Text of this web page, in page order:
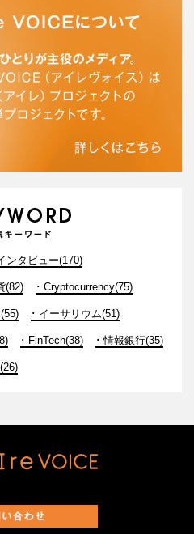
ンタビュー(170)
(82) Cryptocurrency(75)
イーサリウム(51)
FinTech(38) 情報銀行(35)